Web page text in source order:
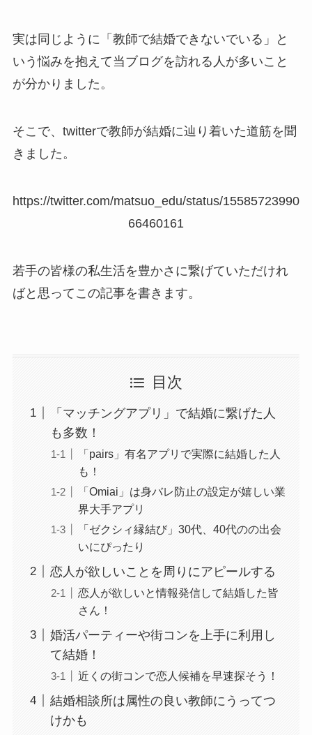
実は同じように「教師で結婚できないでいる」と
いう悩みを抱えて当ブログを訪れる人が多いこと
が分かりました。
そこで、twitterで教師が結婚に辿り着いた道筋を聞
きました。
https://twitter.com/matsuo_edu/status/15585723990
66460161
若手の皆様の私生活を豊かさに繋げていただけれ
ばと思ってこの記事を書きます。
目次
「マッチングアプリ」で結婚に繋げた人
も多数！
「pairs」有名アプリで実際に結婚した人
も！
「Omiai」は身バレ防止の設定が嬉しい業
界大手アプリ
「ゼクシィ縁結び」30代、40代のの出会
いにぴったり
恋人が欲しいことを周りにアピールする
恋人が欲しいと情報発信して結婚した皆
さん！
婚活パーティーや街コンを上手に利用し
て結婚！
近くの街コンで恋人候補を早速探そう！
結婚相談所は属性の良い教師にうってつ
けかも